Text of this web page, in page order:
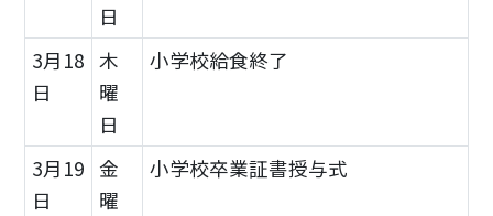
日
3月18
日
木
曜
日
小学校給食終了
3月19
日
金
曜
小学校卒業証書授与式